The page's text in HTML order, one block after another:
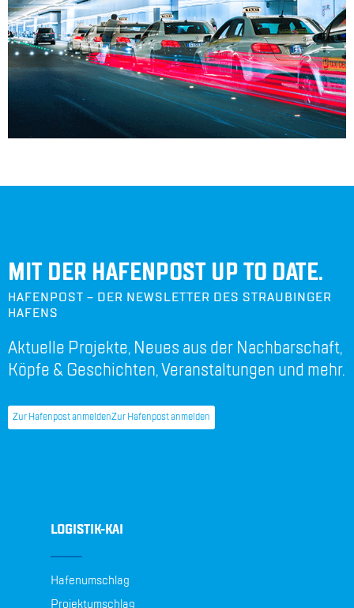
MIT DER HAFENPOST UP TO DATE.
HAFENPOST – DER NEWSLETTER DES STRAUBINGER
HAFENS
Aktuelle Projekte, Neues aus der Nachbarschaft,
Köpfe & Geschichten, Veranstaltungen und mehr.
Zur Hafenpost anmeldenZur Hafenpost anmelden
LOGISTIK-KAI
Hafenumschlag
Projektumschlag